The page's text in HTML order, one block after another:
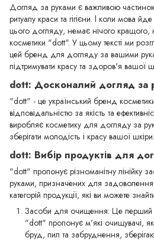
Догляд за руками є важливою
ритуалу краси та гігієни. І коли мова
цього догляду, немає нічого кращого,
косметики "dott". У цьому тексті ми
цей бренд для догляду за вашими
підтримувати красу та здоров'я вашої
dott: Досконалий догляд за
"dott" - це український бренд
відповідальністю за якість та
виробляє косметику для догляду за
зберігати молодість і красу вашої шкіри.
dott: Вибір продуктів для
"dott" пропонує різноманітну лінійку
руками, призначених для задоволення
категорій продукції, які ви можете
Засоби для очищення: Це перший
"dott" пропонує м'які очищувачі,
бруд, пил та забруднення,